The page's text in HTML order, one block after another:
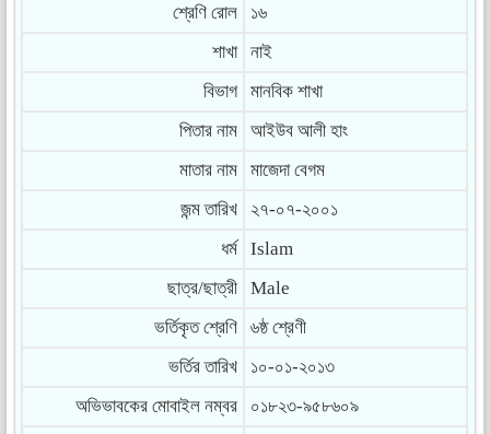
শ্রেণি রোল
১৬
শাখা
নাই
বিভাগ
মানবিক শাখা
পিতার নাম
আইউব আলী হাং
মাতার নাম
মাজেদা বেগম
জন্ম তারিখ
২৭-০৭-২০০১
ধর্ম
Islam
ছাত্র/ছাত্রী
Male
ভর্তিকৃত শ্রেণি
৬ষ্ঠ শ্রেণী
ভর্তির তারিখ
১০-০১-২০১৩
অভিভাবকের মোবাইল নম্বর
০১৮২৩-৯৫৮৬০৯